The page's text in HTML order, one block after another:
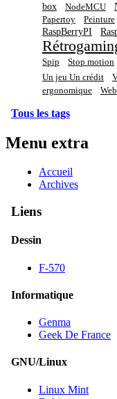
box
NodeMCU
Papertoy
Peinture
RaspBerryPI
Spip
Stop motion
Un jeu Un crédit
ergonomique
Tous les tags
Menu extra
Accueil
Archives
Liens
Dessin
F-570
Informatique
Genma
Geek De France
GNU/Linux
Linux Mint